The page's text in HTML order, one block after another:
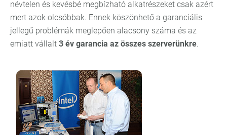
névtelen és kevésbé megbízható alkatrészeket csak azért
mert azok olcsóbbak. Ennek köszönhető a garanciális
jellegű problémák meglepően alacsony száma és az
emiatt vállalt 3 év garancia az összes szerverünkre.